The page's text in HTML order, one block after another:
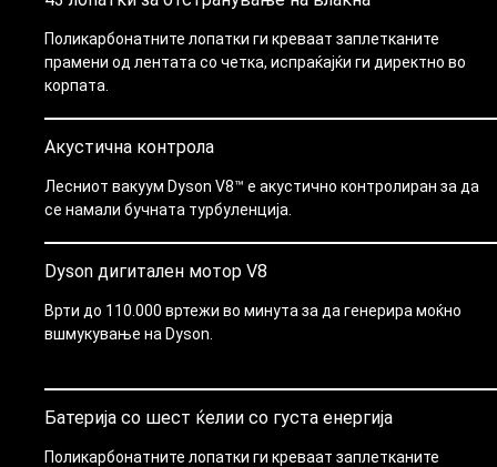
Поликарбонатните лопатки ги креваат заплетканите
прамени од лентата со четка, испраќајќи ги директно во
корпата.
Акустична контрола
Лесниот вакуум Dyson V8™ е акустично контролиран за да
се намали бучната турбуленција.
Dyson дигитален мотор V8
Врти до 110.000 вртежи во минута за да генерира моќно
вшмукување на Dyson.
Батерија со шест ќелии со густа енергија
Поликарбонатните лопатки ги креваат заплетканите